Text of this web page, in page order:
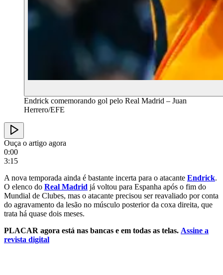
Endrick comemorando gol pelo Real Madrid – Juan
Herrero/EFE
Ouça o artigo agora
0:00
3:15
A nova temporada ainda é bastante incerta para o atacante Endrick.
O elenco do Real Madrid já voltou para Espanha após o fim do
Mundial de Clubes, mas o atacante precisou ser reavaliado por conta
do agravamento da lesão no músculo posterior da coxa direita, que
trata há quase dois meses.
PLACAR agora está nas bancas e em todas as telas. Assine a
revista digital